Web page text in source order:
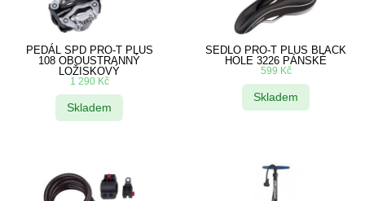
PEDÁL SPD PRO-T PLUS
108 OBOUSTRANNÝ
LOŽISKOVÝ
1 290 Kč
Skladem
SEDLO PRO-T PLUS BLACK
HOLE 3226 PÁNSKÉ
599 Kč
Skladem